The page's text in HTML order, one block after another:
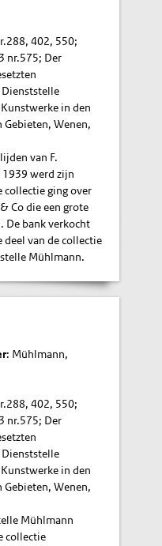
402, 550;
nr.575; Der
in den
Wenen,
van F.
werd zijn
collectie ging over
Co die een grote
De bank verkocht
deel van de collectie
Mühlmann.
: Mühlmann,
402, 550;
nr.575; Der
in den
Wenen,
Mühlmann
collectie